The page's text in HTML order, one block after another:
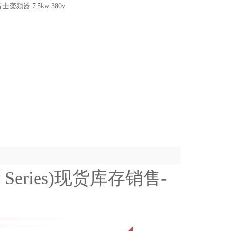
士变频器 7.5kw 380v
现货库存销售-